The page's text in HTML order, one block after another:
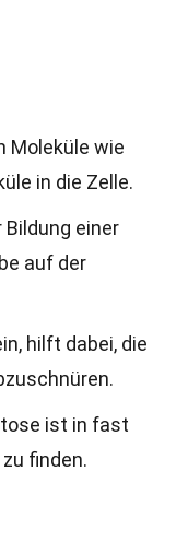
Moleküle wie
in die Zelle.
einer
auf der
hilft dabei, die
ist in fast
finden.